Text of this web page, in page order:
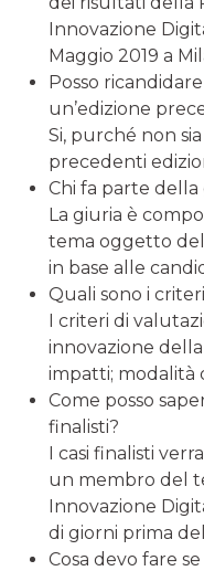
Innovazione
Maggio 2019 a
Posso
un’edizione
Si, purché non
precedenti
Chi fa parte della
La giuria è
tema oggetto
in base alle
Quali sono i
I criteri di
innovazione
impatti; modalità
Come posso
finalisti?
I casi finalisti
un membro del
Innovazione
di giorni prima
Cosa devo fare